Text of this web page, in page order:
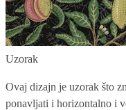
Uzorak
Ovaj dizajn je uzorak što
ponavljati i horizontalno i